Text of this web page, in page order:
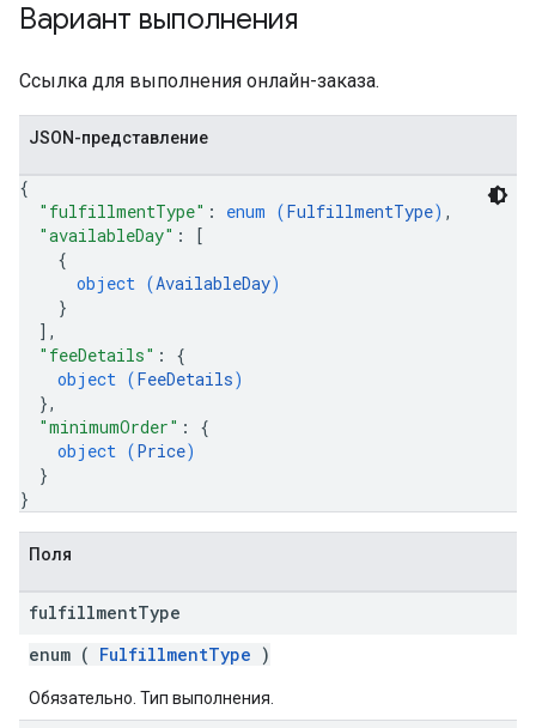
Вариант выполнения
Ссылка для выполнения онлайн-заказа.
JSON-представление
{
"fulfillmentType" : enum (FulfillmentType) ,
"availableDay" :
[
{
object (AvailableDay)
}
] ,
"feeDetails" : {
object (FeeDetails)
},
"minimumOrder" : {
object (Price)
}
}
Поля
fulfillmentType
enum ( FulfillmentType )
Обязательно. Тип выполнения.